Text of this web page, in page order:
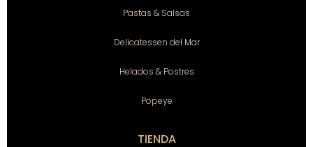
Pastas & Salsas
Delicatessen del Mar
Helados & Postres
Popeye
TIENDA